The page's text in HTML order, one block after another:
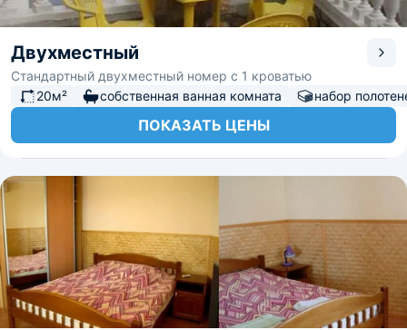
Двухместный
Стандартный двухместный номер с 1 кроватью
20м²
собственная ванная комната набор
ПОКАЗАТЬ ЦЕНЫ